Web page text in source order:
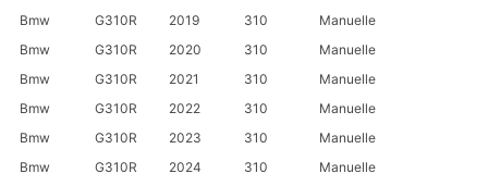
Bmw G310R 2019 310
Manuelle
Bmw
G310R 2020 310
Manuelle
Bmw
G310R 2021 310
Manuelle
Bmw
G310R 2022 310
Manuelle
Bmw
G310R 2023 310
Manuelle
Bmw
G310R 2024 310
Manuelle